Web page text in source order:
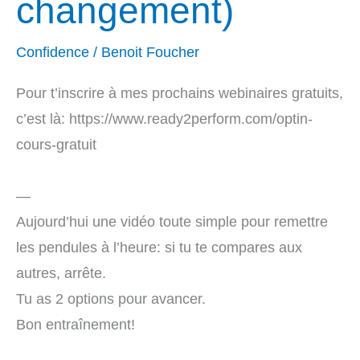
changement)
Confidence / Benoit Foucher
Pour t’inscrire à mes prochains webinaires gratuits,
c’est là: https://www.ready2perform.com/optin-
cours-gratuit
—
Aujourd’hui une vidéo toute simple pour remettre
les pendules à l’heure: si tu te compares aux
autres, arrête.
Tu as 2 options pour avancer.
Bon entraînement!